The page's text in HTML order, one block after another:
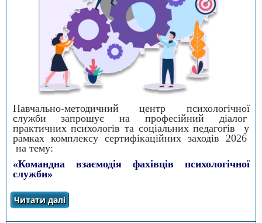
Навчально-методичний центр психологічної
служби запрошує на професійний діалог
практичних психологів та соціальних педагогів у
рамках комплексу сертифікаційних заходів 2026
на тему:
«Командна взаємодія фахівців психологічної
служби»
Читати далі